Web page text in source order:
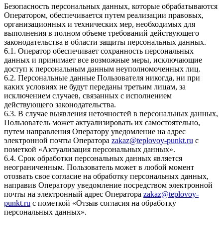
Безопасность персональных данных, которые обрабатываются
Оператором, обеспечивается путем реализации правовых,
организационных и технических мер, необходимых для
выполнения в полном объеме требований действующего
законодательства в области защиты персональных данных.
6.1. Оператор обеспечивает сохранность персональных
данных и принимает все возможные меры, исключающие
доступ к персональным данным неуполномоченных лиц.
6.2. Персональные данные Пользователя никогда, ни при
каких условиях не будут переданы третьим лицам, за
исключением случаев, связанных с исполнением
действующего законодательства.
6.3. В случае выявления неточностей в персональных данных,
Пользователь может актуализировать их самостоятельно,
путем направления Оператору уведомление на адрес
электронной почты Оператора zakaz@teplovoy-punkt.ru с
пометкой «Актуализация персональных данных».
6.4. Срок обработки персональных данных является
неограниченным. Пользователь может в любой момент
отозвать свое согласие на обработку персональных данных,
направив Оператору уведомление посредством электронной
почты на электронный адрес Оператора zakaz@teplovoy-
punkt.ru с пометкой «Отзыв согласия на обработку
персональных данных».